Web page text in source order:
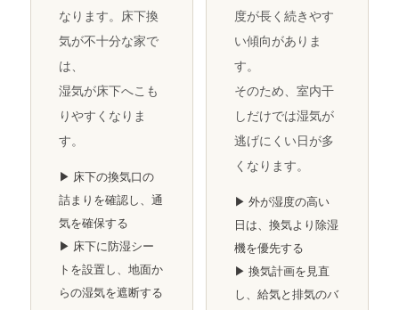
なります。床下換
気が不十分な家で
は、
湿気が床下へこも
りやすくなりま
す。
▶ 床下の換気口の
詰まりを確認し、通
気を確保する
▶ 床下に防湿シー
トを設置し、地面か
らの湿気を遮断する
度が長く続きやす
い傾向がありま
す。
そのため、室内干
しだけでは湿気が
逃げにくい日が多
くなります。
▶ 外が湿度の高い
日は、換気より除湿
機を優先する
▶ 換気計画を見直
し、給気と排気のバ